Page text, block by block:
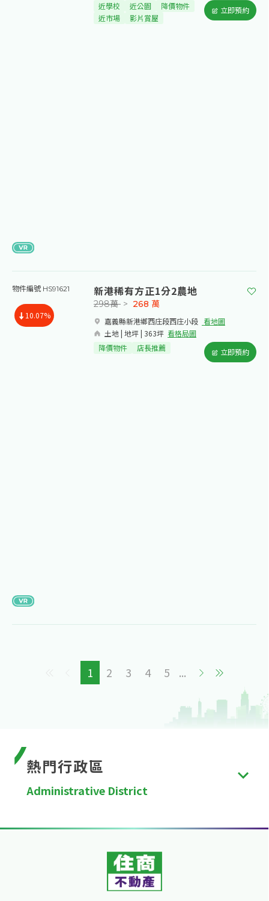
近學校 近公園
降價物件
近市場
影片賞屋
立即預約
物件編號 HS91621
10.07%
新港稀有方正1分2農地
嘉義縣新港鄉西庄段西庄小段​ 看地圖
土地 | 地坪 | 363坪 看格局圖
298萬 > 268 萬
降價物件 店長推薦 立即預約
1 2 3 4 5 ...
熱門行政區
Administrative District
市、新竹縣、苗栗縣、彰化縣、南投縣、雲林縣、嘉
基隆市、新竹市